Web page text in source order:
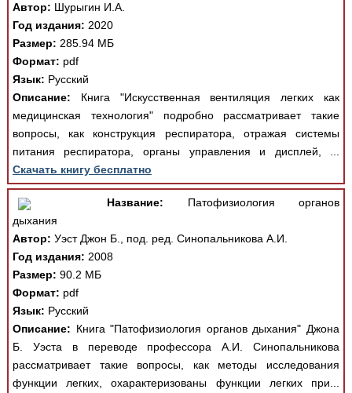
Автор: Шурыгин И.А.
Год издания: 2020
Размер: 285.94 МБ
Формат: pdf
Язык: Русский
Описание: Книга "Искусственная вентиляция легких как
медицинская технология" подробно рассматривает такие
вопросы, как конструкция респиратора, отражая системы
питания респиратора, органы управления и дисплей, ...
Скачать книгу бесплатно
Название: Патофизиология органов
дыхания
Автор: Уэст Джон Б., под. ред. Синопальникова А.И.
Год издания: 2008
Размер: 90.2 МБ
Формат: pdf
Язык: Русский
Описание: Книга "Патофизиология органов дыхания" Джона
Б. Уэста в переводе профессора А.И. Синопальникова
рассматривает такие вопросы, как методы исследования
функции легких, охарактеризованы функции легких при...